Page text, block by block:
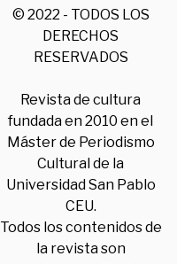
© 2022 - TODOS LOS
DERECHOS
RESERVADOS
Revista de cultura
fundada en 2010 en el
Máster de Periodismo
Cultural de la
Universidad San Pablo
CEU.
Todos los contenidos de
la revista son